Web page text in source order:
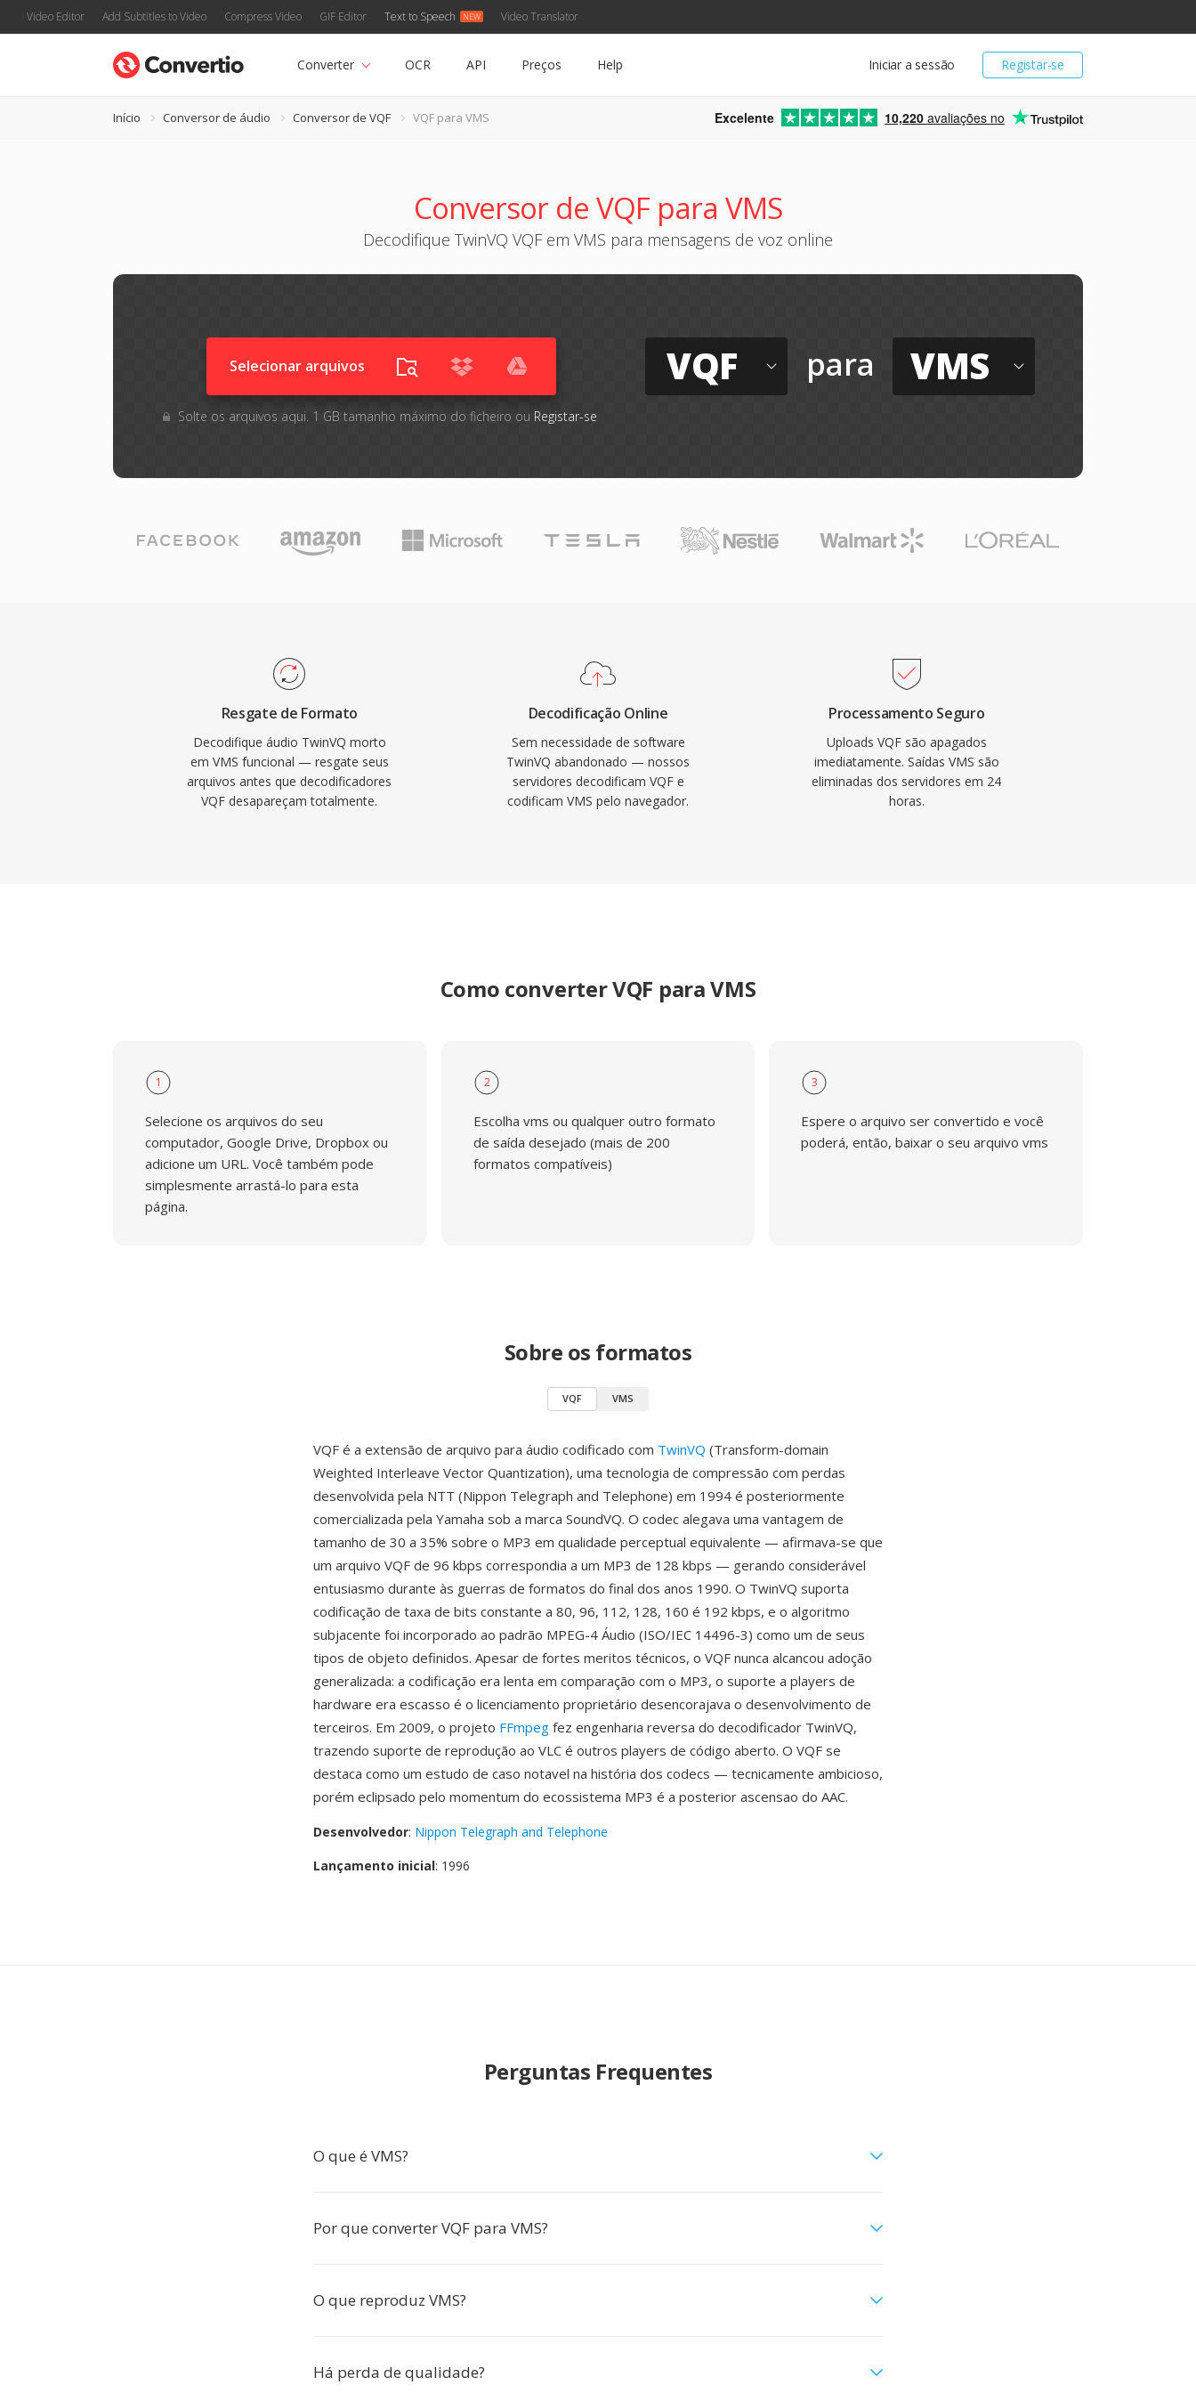
Video Editor Add Subtitles to Video Compress Video GIF Editor Text to Speech Video Translator
Registar-se
Iniciar a sessão
Converter OCR API Preços Help
Início Conversor de áudio Conversor de VQF VQF para VMS Excelente 10,220 avaliações no
Conversor de VQF para VMS
Decodifique TwinVQ VQF em VMS para mensagens de voz online
Selecionar arquivos
Solte os arquivos aqui. 1 GB tamanho máximo do ficheiro ou Registar-se
VQF para VMS
Resgate de Formato
Decodifique áudio TwinVQ morto
em VMS funcional — resgate seus
arquivos antes que decodificadores
VQF desapareçam totalmente.
Decodificação Online
Sem necessidade de software
TwinVQ abandonado — nossos
servidores decodificam VQF e
codificam VMS pelo navegador.
Processamento Seguro
Uploads VQF são apagados
imediatamente. Saídas VMS são
eliminadas dos servidores em 24
horas.
Como converter VQF para VMS
1
Selecione os arquivos do seu
computador, Google Drive, Dropbox ou
adicione um URL. Você também pode
simplesmente arrastá-lo para esta
página.
2
Escolha vms ou qualquer outro formato
de saída desejado (mais de 200
formatos compatíveis)
3
Espere o arquivo ser convertido e você
poderá, então, baixar o seu arquivo vms
Sobre os formatos
VQF VMS
VQF é a extensão de arquivo para áudio codificado com TwinVQ (Transform-domain
Weighted Interleave Vector Quantization), uma tecnologia de compressão com perdas
desenvolvida pela NTT (Nippon Telegraph and Telephone) em 1994 é posteriormente
comercializada pela Yamaha sob a marca SoundVQ. O codec alegava uma vantagem de
tamanho de 30 a 35% sobre o MP3 em qualidade perceptual equivalente — afirmava-se que
um arquivo VQF de 96 kbps correspondia a um MP3 de 128 kbps — gerando considerável
entusiasmo durante às guerras de formatos do final dos anos 1990. O TwinVQ suporta
codificação de taxa de bits constante a 80, 96, 112, 128, 160 é 192 kbps, e o algoritmo
subjacente foi incorporado ao padrão MPEG-4 Áudio (ISO/IEC 14496-3) como um de seus
tipos de objeto definidos. Apesar de fortes meritos técnicos, o VQF nunca alcancou adoção
generalizada: a codificação era lenta em comparação com o MP3, o suporte a players de
hardware era escasso é o licenciamento proprietário desencorajava o desenvolvimento de
terceiros. Em 2009, o projeto FFmpeg fez engenharia reversa do decodificador TwinVQ,
trazendo suporte de reprodução ao VLC é outros players de código aberto. O VQF se
destaca como um estudo de caso notavel na história dos codecs — tecnicamente ambicioso,
porém eclipsado pelo momentum do ecossistema MP3 é a posterior ascensao do AAC.
Desenvolvedor: Nippon Telegraph and Telephone
Lançamento inicial: 1996
Perguntas Frequentes
O que é VMS?
Por que converter VQF para VMS?
O que reproduz VMS?
Há perda de qualidade?